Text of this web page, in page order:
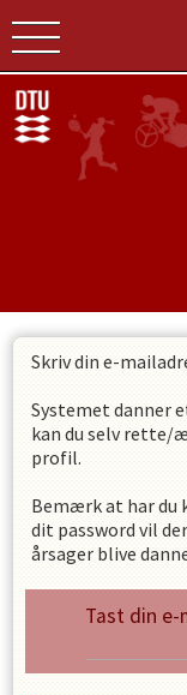
Skriv din e-
Systemet danner
kan du selv rette/
profil.
Bemærk at har du
dit password vil
årsager blive
Tast din e-